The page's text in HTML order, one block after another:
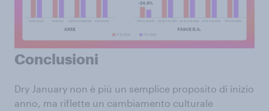
Conclusioni
Dry January non è più un semplice proposito di inizio
anno, ma riflette un cambiamento culturale